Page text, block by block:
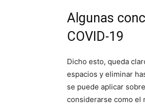
Algunas
COVID-19
Dicho esto, queda
espacios y eliminar
se puede aplicar
considerarse como el